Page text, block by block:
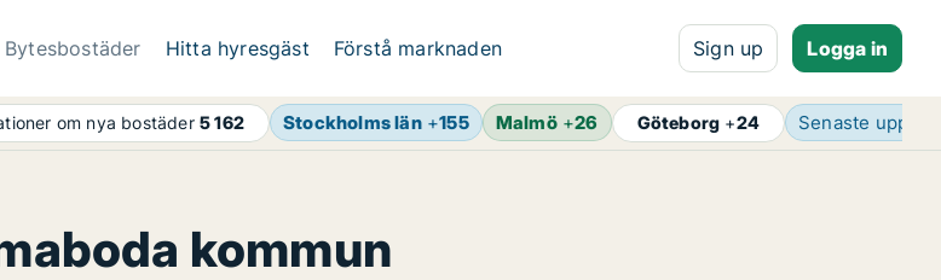
Bytesbostäder Hitta hyresgäst Förstå marknaden Sign up Logga in
om nya bostäder5 162 Stockholms län+155 Malmö+26 Göteborg +24 Senaste
kommun